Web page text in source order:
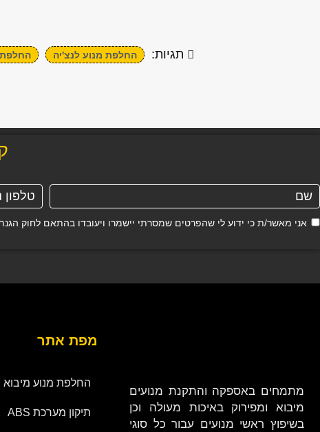
תגיות: החלפת מנוע לנצ'יה החלפת
אני מאשר/ת כי ידוע לי שהפרטים שמסרתי יישמרו ויעובדו בהתאם לחוק הגנת הפרטיות,
מתמחים באספקה והתקנת מנועים
מיבוא ומפירוק באיכות מעולה וכן
בשיפוץ ראשי מנועים עבור כל סוגי
מפת אתר
החלפת מנוע מיבוא
תיקון מערכת ABS